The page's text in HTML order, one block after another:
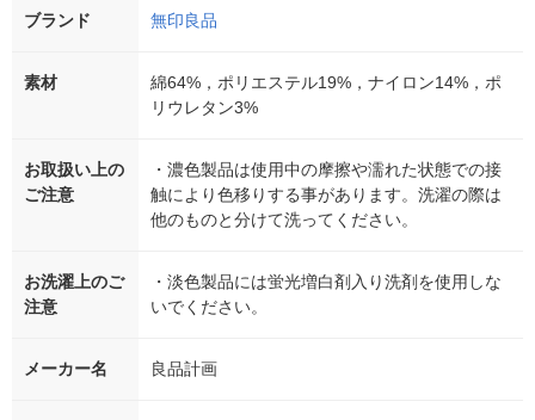
ブランド 無印良品
素材
綿64%，ポリエステル19%，ナイロン14%，ポ
リウレタン3%
お取扱い上の
ご注意
・濃色製品は使用中の摩擦や濡れた状態での接
触により色移りする事があります。洗濯の際は
他のものと分けて洗ってください。
お洗濯上のご
注意
・淡色製品には蛍光増白剤入り洗剤を使用しな
いでください。
メーカー名 良品計画